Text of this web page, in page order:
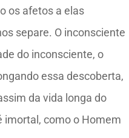
os afetos a elas
separe. O inconsciente
do inconsciente, o
essa descoberta,
da vida longa do
imortal, como o Homem